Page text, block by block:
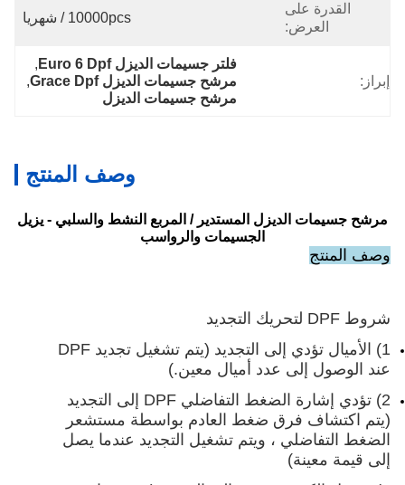
القدرة على
العرض:
10000pcs / شهريا
إبراز:
فلتر جسيمات الديزل Euro 6 Dpf
,
مرشح جسيمات الديزل Grace Dpf
,
مرشح جسيمات الديزل
وصف المنتج
مرشح جسيمات الديزل المستدير / المربع النشط والسلبي - يزيل
الجسيمات والرواسب
وصف المنتج
شروط DPF لتحريك التجديد
1) الأميال تؤدي إلى التجديد (يتم تشغيل تجديد DPF
عند الوصول إلى عدد أميال معين.)
2) تؤدي إشارة الضغط التفاضلي DPF إلى التجديد
(يتم اكتشاف فرق ضغط العادم بواسطة مستشعر
الضغط التفاضلي ، ويتم تشغيل التجديد عندما يصل
إلى قيمة معينة)